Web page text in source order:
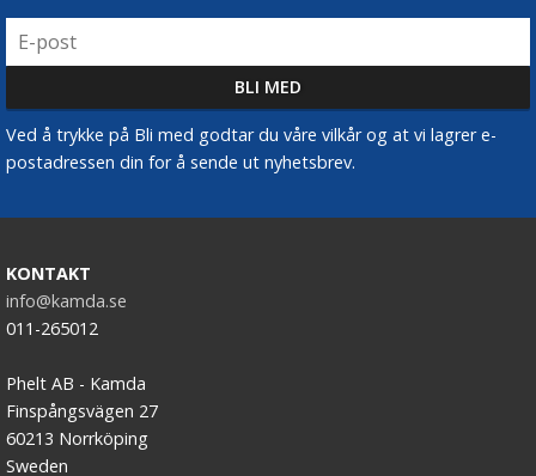
Ved å trykke på Bli med godtar du våre vilkår og at vi lagrer e-
postadressen din for å sende ut nyhetsbrev.
KONTAKT
info@kamda.se
011-265012
Phelt AB - Kamda
Finspångsvägen 27
60213 Norrköping
Sweden